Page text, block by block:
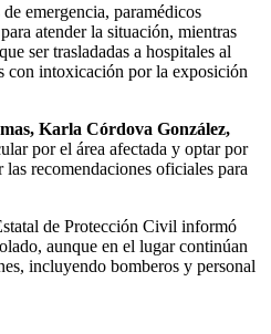
emergencia, paramédicos
atender la situación, mientras
ser trasladadas a hospitales al
con intoxicación por la exposición
Karla Córdova González,
por el área afectada y optar por
las recomendaciones oficiales para
de Protección Civil informó
aunque en el lugar continúan
incluyendo bomberos y personal